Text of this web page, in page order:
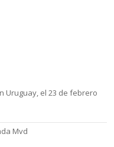
Uruguay, el 23 de febrero
Mvd